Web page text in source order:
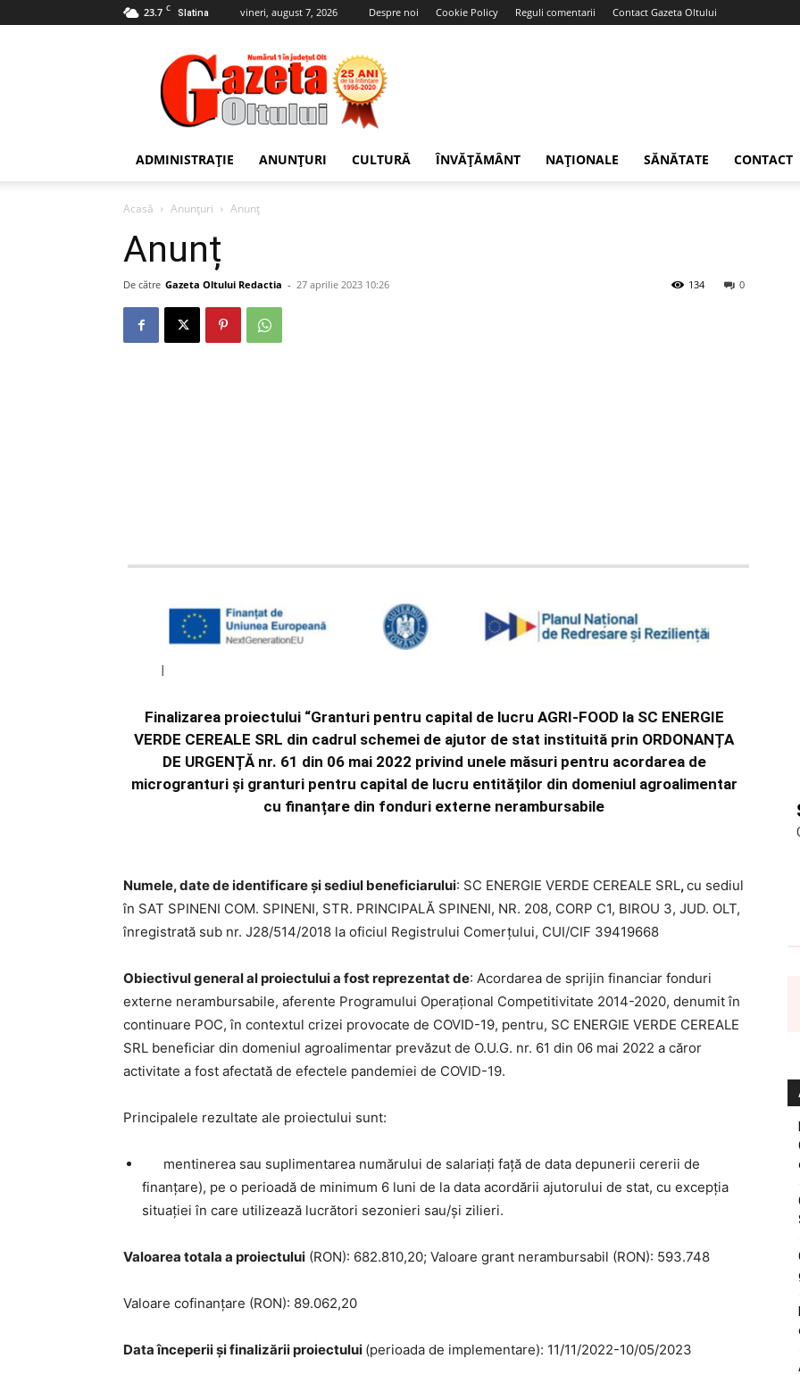
23.7 C Slatina vineri, august 7, 2026 Despre noi Cookie Policy Reguli comentarii Contact Gazeta Oltului
Gazeta
Oltului
ADMINISTRAȚIE ANUNȚURI CULTURĂ ÎNVĂȚĂMÂNT NAȚIONALE SĂNĂTATE CONTACT
Acasă Anunțuri Anunț
Anunț
De către Gazeta Oltului Redactia - 27 aprilie 2023 10:26 0
134
Finalizarea proiectului “Granturi pentru capital de lucru AGRI-FOOD la SC ENERGIE
VERDE CEREALE SRL din cadrul schemei de ajutor de stat instituită prin ORDONANȚA
DE URGENȚĂ nr. 61 din 06 mai 2022 privind unele măsuri pentru acordarea de
microgranturi și granturi pentru capital de lucru entităților din domeniul agroalimentar
cu finanțare din fonduri externe nerambursabile
Numele, date de identificareși sediul beneficiarului: SC ENERGIE VERDE CEREALE SRL,cu sediul
în SAT SPINENI COM. SPINENI, STR. PRINCIPALĂ SPINENI, NR. 208, CORP C1, BIROU 3, JUD. OLT,
înregistrată sub nr. J28/514/2018 la oficiul Registrului Comerţului, CUI/CIF 39419668
Obiectivul general al proiectului a fost reprezentat de: Acordarea de sprijin financiar fonduri
externe nerambursabile, aferente Programului Operațional Competitivitate 2014-2020, denumit în
continuare POC, în contextul crizei provocate de COVID-19, pentru, SC ENERGIE VERDE CEREALE
SRL beneficiar din domeniul agroalimentar prevăzut de O.U.G. nr. 61 din 06 mai 2022 a căror
activitate a fost afectată de efectele pandemiei de COVID-19.
Principalele rezultate ale proiectului sunt:
mentinerea sau suplimentarea numărului de salariaţi faţă de data depunerii cererii de
finanţare), pe o perioadă de minimum 6 luni de la data acordării ajutorului de stat, cu excepţia
situaţiei în care utilizează lucrători sezonieri sau/şi zilieri.
Valoarea totala a proiectului (RON): 682.810,20; Valoare grant nerambursabil (RON): 593.748
Valoare cofinanțare (RON): 89.062,20
Data începerii şi finalizării proiectului (perioada de implementare): 11/11/2022-10/05/2023